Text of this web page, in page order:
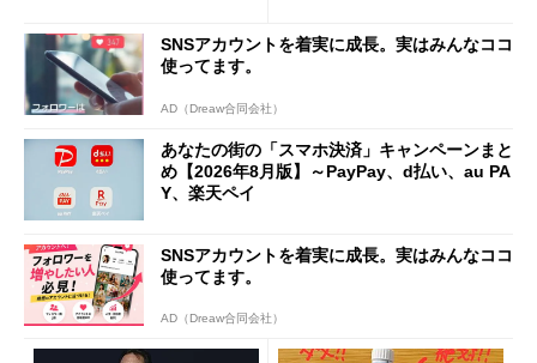
SNSアカウントを着実に成長。実はみんなココ
使ってます。
AD（Dreaw合同会社）
あなたの街の「スマホ決済」キャンペーンまと
め【2026年8月版】～PayPay、d払い、au PA
Y、楽天ペイ
SNSアカウントを着実に成長。実はみんなココ
使ってます。
AD（Dreaw合同会社）